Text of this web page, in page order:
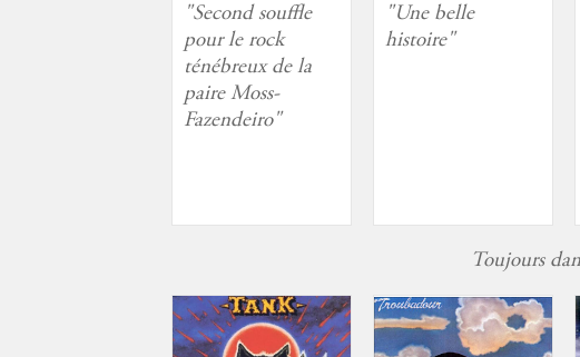
"Second souffle
pour le rock
ténébreux de la
paire Moss-
Fazendeiro"
"Une belle
histoire"
Toujours